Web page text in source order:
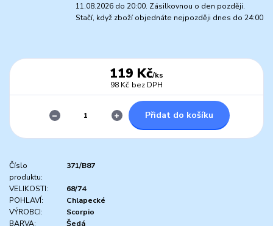
11.08.2026 do 20:00. Zásilkovnou o den později.
Stačí, když zboží objednáte nejpozději dnes do 24:00
119 Kč/ks
98 Kč bez DPH
Přidat do košíku
Číslo
produktu:
371/B87
VELIKOSTI:
68/74
POHLAVÍ:
Chlapecké
VÝROBCI:
Scorpio
BARVA:
Šedá